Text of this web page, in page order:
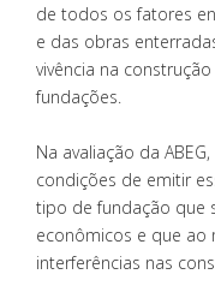
de todos os fatores
e das obras
vivência na
fundações.
Na avaliação da
condições de emitir
tipo de fundação que
econômicos e que ao
interferências nas